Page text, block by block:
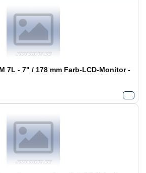
7L - 7" / 178 mm Farb-LCD-Monitor -